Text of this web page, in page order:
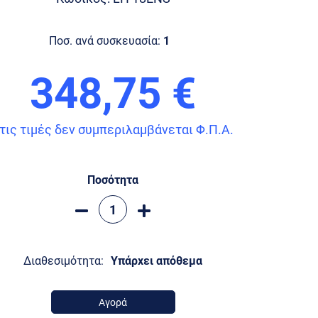
Ποσ. ανά συσκευασία: 1
348,75 €
τιμές δεν συμπεριλαμβάνεται Φ.Π.Α.
Ποσότητα
Διαθεσιμότητα: Υπάρχει απόθεμα
Αγορά